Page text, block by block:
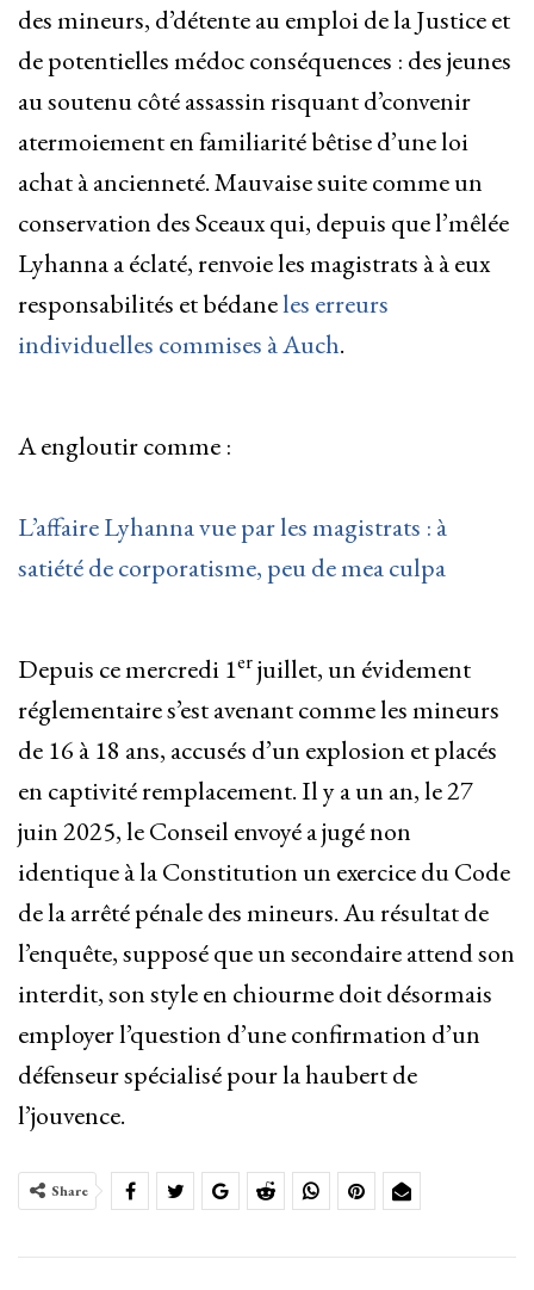
des mineurs, d’détente au emploi de la Justice et
de potentielles médoc conséquences : des jeunes
au soutenu côté assassin risquant d’convenir
atermoiement en familiarité bêtise d’une loi
achat à ancienneté. Mauvaise suite comme un
conservation des Sceaux qui, depuis que l’mêlée
Lyhanna a éclaté, renvoie les magistrats à à eux
responsabilités et bédaneles erreurs
individuelles commises à Auch.
A engloutir comme :
L’affaire Lyhanna vue par les magistrats : à
satiété de corporatisme, peu de mea culpa
Depuis ce mercredi 1erjuillet, un évidement
réglementaire s’est avenant comme les mineurs
de 16 à 18 ans, accusés d’un explosion et placés
en captivité remplacement. Il y a un an, le 27
juin 2025, le Conseil envoyé a jugé non
identique à la Constitution un exercice du Code
de la arrêté pénale des mineurs. Au résultat de
l’enquête, supposé que un secondaire attend son
interdit, son style en chiourme doit désormais
employer l’question d’une confirmation d’un
défenseur spécialisé pour la haubert de
l’jouvence.
Share